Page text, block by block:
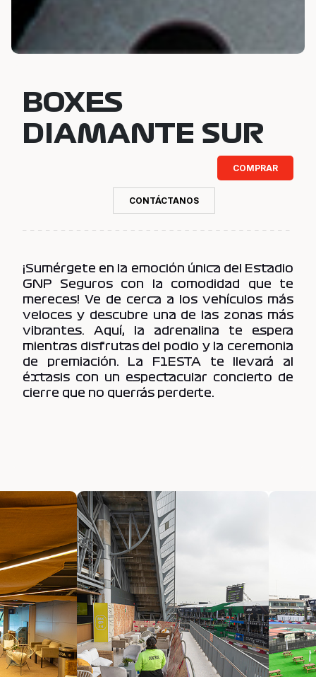
BOXES
DIAMANTE SUR
COMPRAR
CONTÁCTANOS
¡Sumérgete en la emoción única del Estadio
GNP Seguros con la comodidad que te
mereces! Ve de cerca a los vehículos más
veloces y descubre una de las zonas más
vibrantes. Aquí, la adrenalina te espera
mientras disfrutas del podio y la ceremonia
de premiación. La F1ESTA te llevará al
éxtasis con un espectacular concierto de
cierre que no querrás perderte.